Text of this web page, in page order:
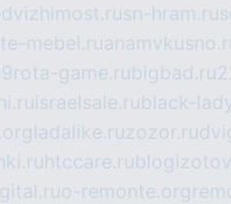
sn-hram.ru
mebel.ru
9rota-game.rubigbad.ru
israelsale.rublack-
ladalike.ruzozor.ru
htccare.ru
o-remonte.org